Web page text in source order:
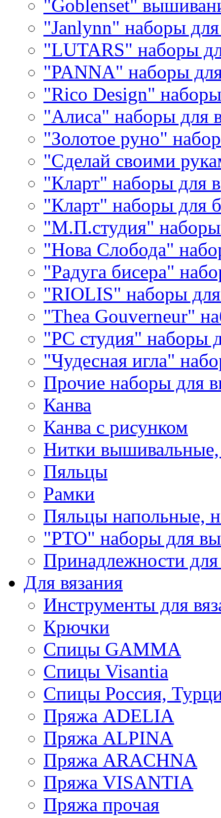
"Goblenset"
"Janlynn" наборы
"LUTARS" наборы
"PANNA" наборы
"Rico Design"
"Алиса" наборы для
"Золотое руно"
"Сделай своими
"Кларт" наборы для
"Кларт" наборы для
"М.П.студия"
"Нова Слобода"
"Радуга бисера"
"RIOLIS" наборы
"Thea Gouverneur"
"РС студия" наборы
"Чудесная игла"
Прочие наборы для
Канва
Канва с рисунком
Нитки
Пяльцы
Рамки
Пяльцы напольные,
"РТО" наборы для
Принадлежности
Для вязания
Инструменты для
Крючки
Спицы GAMMA
Спицы Visantia
Спицы Россия,
Пряжа ADELIA
Пряжа ALPINA
Пряжа ARACHNA
Пряжа VISANTIA
Пряжа прочая